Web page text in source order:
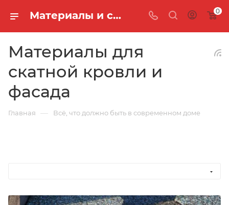
Материалы и системы: ассортимент и применение | Кровельщик - материалы для скатной кровли и фасада в Новосибирске 0
Материалы для
скатной кровли и
фасада
Главная — Всё, что должно быть в современном доме